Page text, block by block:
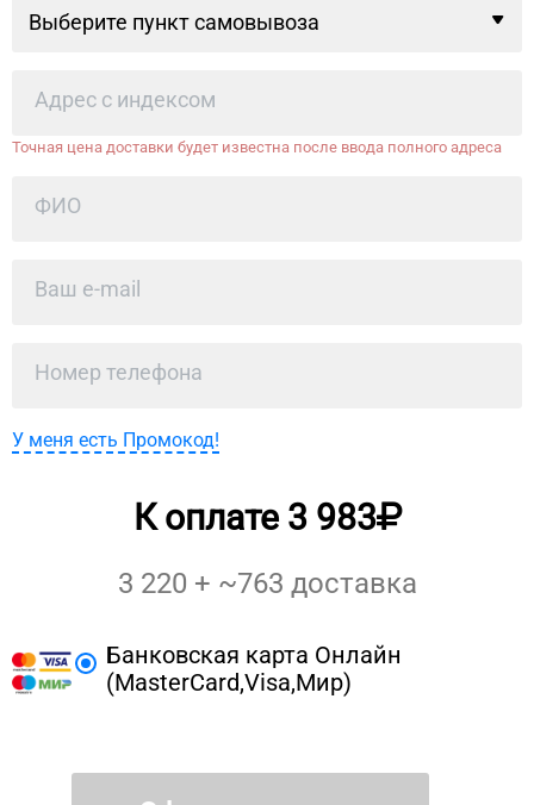
Выберите пункт самовывоза
Точная цена доставки будет известна после ввода полного адреса
У меня есть Промокод!
К оплате 3 983
3 220 + ~763 доставка
Банковская карта Онлайн
(MasterCard,Visa,Мир)